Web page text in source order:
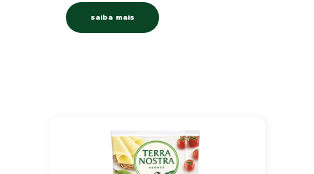
saiba mais